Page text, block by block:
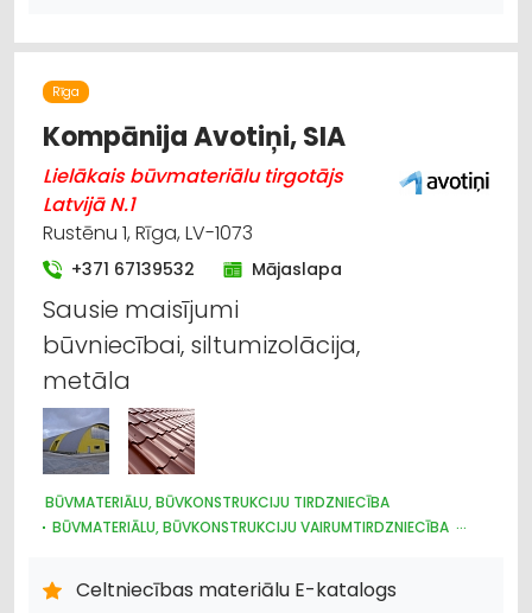
Rīga
Kompānija Avotiņi, SIA
Lielākais būvmateriālu tirgotājs
Latvijā N.1
Rustēnu 1, Rīga, LV-1073
+371 67139532 Mājaslapa
Sausie maisījumi
būvniecībai, siltumizolācija,
metāla
BŪVMATERIĀLU, BŪVKONSTRUKCIJU TIRDZNIECĪBA
BŪVMATERIĀLU, BŪVKONSTRUKCIJU VAIRUMTIRDZNIECĪBA
JUMTU SEGUMI
METĀLA TIRDZNIECĪBA
METĀLAPSTRĀDE
VĀRTI, ŽOGI
Celtniecības materiālu E-katalogs